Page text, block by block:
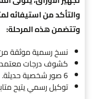
والتأكد من استيفائه
وتتضمن هذه المرحلة:
نسخ رسمية موثقة
كشوف درجات معتمدة
6 صور شخصية حديثة.
توكيل رسمي يتيح